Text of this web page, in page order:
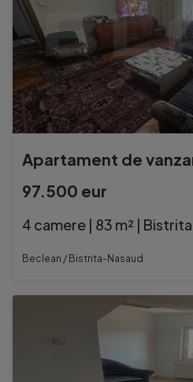
97.500 eur
4 camere | 83 m² |
Beclean / Bistrita-Nasaud